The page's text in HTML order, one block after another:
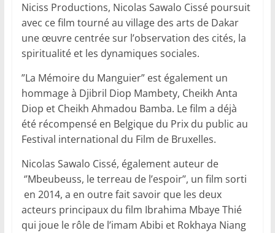
Niciss Productions, Nicolas Sawalo Cissé poursuit
avec ce film tourné au village des arts de Dakar
une œuvre centrée sur l’observation des cités, la
spiritualité et les dynamiques sociales.
‎”La Mémoire du Manguier” est également un
hommage à Djibril Diop Mambety, Cheikh Anta
Diop et Cheikh Ahmadou Bamba. Le film a déjà
été récompensé en Belgique du Prix du public au
Festival international du Film de Bruxelles.
Nicolas Sawalo Cissé, également auteur de
‘’Mbeubeuss, le terreau de l’espoir’’, un film sorti
en 2014, a en outre fait savoir que les deux
acteurs principaux du film Ibrahima Mbaye Thié
qui joue le rôle de l’imam Abibi et Rokhaya Niang